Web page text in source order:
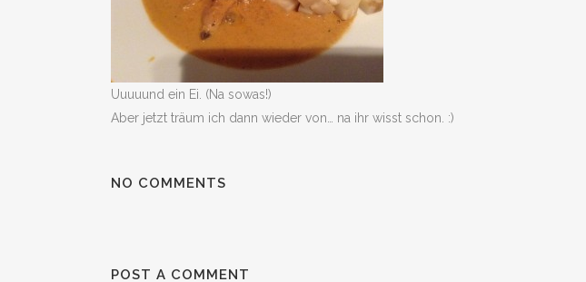
Uuuuund ein Ei. (Na sowas!)
Aber jetzt träum ich dann wieder von… na ihr wisst schon. :)
NO COMMENTS
POST A COMMENT